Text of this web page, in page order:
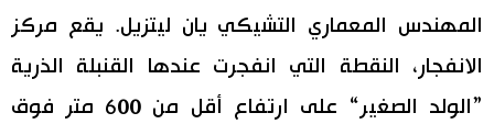
المهندس المعماري التشيكي يان ليتزيل. يقع مركز
الانفجار، النقطة التي انفجرت عندها القنبلة الذرية
”الولد الصغير“ على ارتفاع أقل من 600 متر فوق